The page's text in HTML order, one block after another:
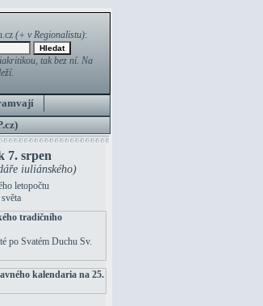
(+ v Regionalistu):
tak bez ní. Na
7. srpen
iuliánského)
letopočtu
tradičního
po Svatém Duchu Sv.
kalendaria na 25.